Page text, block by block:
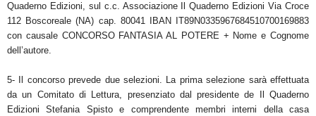
Quaderno Edizioni, sul c.c. Associazione Il Quaderno Edizioni Via Croce
112 Boscoreale (NA) cap. 80041 IBAN IT89N0335967684510700169883
con causale CONCORSO FANTASIA AL POTERE + Nome e Cognome
dell’autore.
5- Il concorso prevede due selezioni. La prima selezione sarà effettuata
da un Comitato di Lettura, presenziato dal presidente de Il Quaderno
Edizioni Stefania Spisto e comprendente membri interni della casa